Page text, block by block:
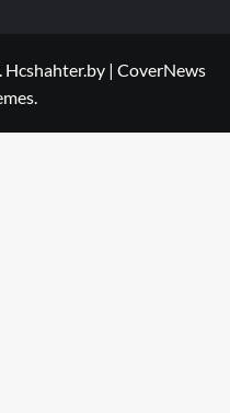
| CoverNews